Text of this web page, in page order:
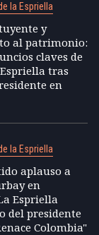
la Espriella
y
al patrimonio:
claves de
tras
en
la Espriella
aplauso a
en
Espriella
del presidente
Colombia"